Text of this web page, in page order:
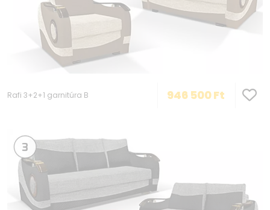
Rafi 3+2+1 garnitúra B 946 500Ft